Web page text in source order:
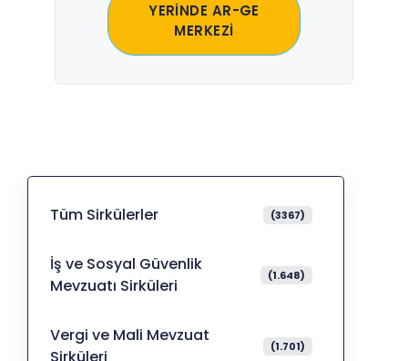
YERİNDE AR-GE
MERKEZİ
Tüm Sirkülerler (3367)
İş ve Sosyal Güvenlik
Mevzuatı Sirküleri
(1.648)
Vergi ve Mali Mevzuat
(1.701)